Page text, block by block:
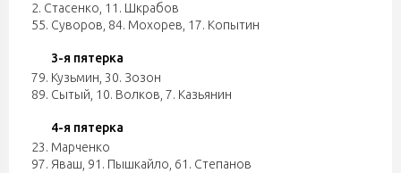
2. Стасенко, 11. Шкрабов
55. Суворов, 84. Мохорев, 17. Копытин
3-я пятерка
79. Кузьмин, 30. Зозон
89. Сытый, 10. Волков, 7. Казьянин
4-я пятерка
23. Марченко
97. Яваш, 91. Пышкайло, 61. Степанов